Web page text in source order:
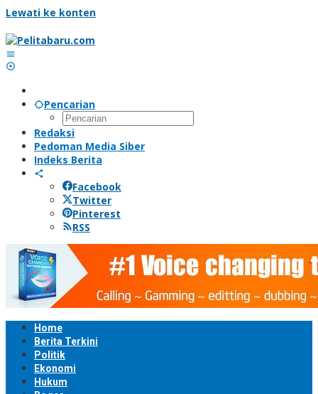
Lewati ke konten
Pencarian
Redaksi
Pedoman Media Siber
Indeks Berita
Facebook
Twitter
Pinterest
RSS
Home
Berita Terkini
Politik
Ekonomi
Hukum